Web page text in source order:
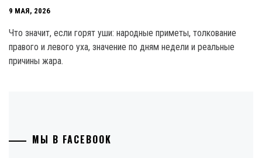
9 МАЯ, 2026
Что значит, если горят уши: народные приметы, толкование
правого и левого уха, значение по дням недели и реальные
причины жара.
МЫ В FACEBOOK